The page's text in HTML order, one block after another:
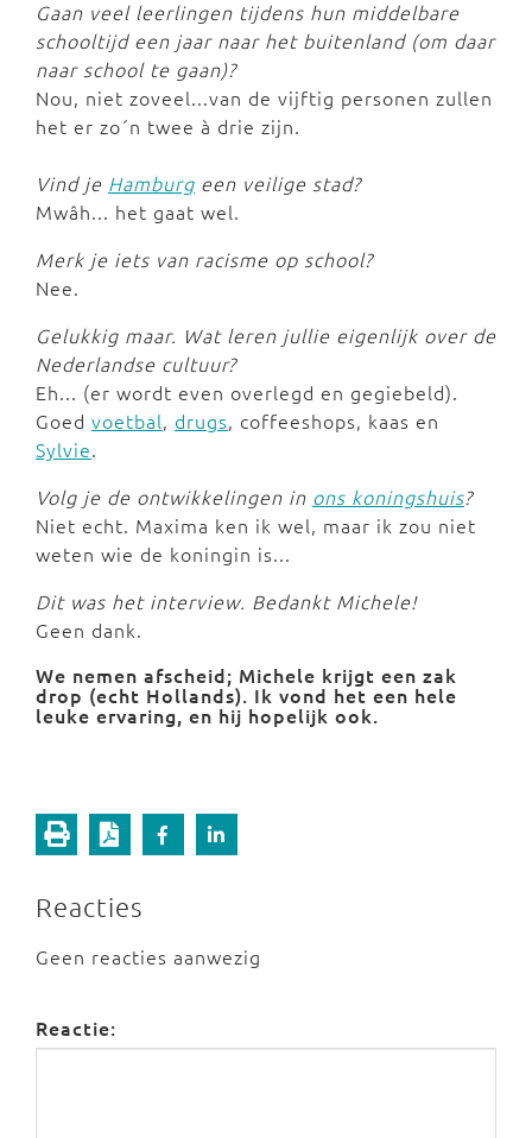
Gaan veel leerlingen tijdens hun middelbare
schooltijd een jaar naar het buitenland (om daar
naar school te gaan)?
Nou, niet zoveel...van de vijftig personen zullen
het er zo´n twee à drie zijn.
Vind je Hamburg een veilige stad?
Mwâh... het gaat wel.
Merk je iets van racisme op school?
Nee.
Gelukkig maar. Wat leren jullie eigenlijk over de
Nederlandse cultuur?
Eh... (er wordt even overlegd en gegiebeld).
Goed voetbal, drugs, coffeeshops, kaas en
Sylvie.
Volg je de ontwikkelingen in ons koningshuis?
Niet echt. Maxima ken ik wel, maar ik zou niet
weten wie de koningin is...
Dit was het interview. Bedankt Michele!
Geen dank.
We nemen afscheid; Michele krijgt een zak
drop (echt Hollands). Ik vond het een hele
leuke ervaring, en hij hopelijk ook.
Reacties
Geen reacties aanwezig
Reactie: